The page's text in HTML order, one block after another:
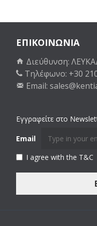
ΕΠΙΚΟΙΝΩΝΙΑ
Διεύθυνση:
Τηλέφωνο: +30
Email:
Εγγραφείτε στο
Email
I agree with the T&C